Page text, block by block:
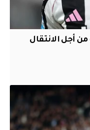
أجل الانتقال